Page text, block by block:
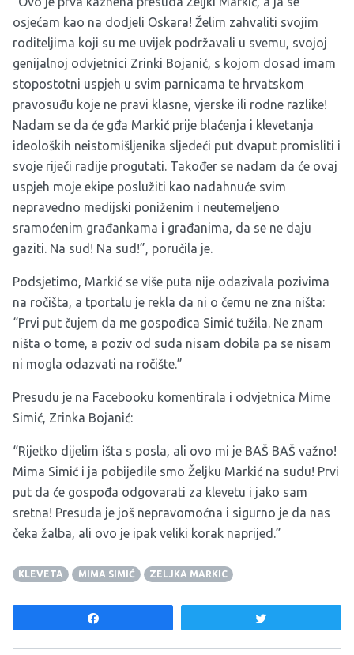
osjećam kao na dodjeli Oskara! Želim zahvaliti svojim
roditeljima koji su me uvijek podržavali u svemu, svojoj
genijalnoj odvjetnici Zrinki Bojanić, s kojom dosad imam
stopostotni uspjeh u svim parnicama te hrvatskom
pravosuđu koje ne pravi klasne, vjerske ili rodne razlike!
Nadam se da će gđa Markić prije blaćenja i klevetanja
ideoloških neistomišljenika sljedeći put dvaput promisliti i
svoje riječi radije progutati. Također se nadam da će ovaj
uspjeh moje ekipe poslužiti kao nadahnuće svim
nepravedno medijski poniženim i neutemeljeno
sramoćenim građankama i građanima, da se ne daju
gaziti. Na sud! Na sud!”, poručila je.
Podsjetimo, Markić se više puta nije odazivala pozivima
na ročišta, a tportalu je rekla da ni o čemu ne zna ništa:
“Prvi put čujem da me gospođica Simić tužila. Ne znam
ništa o tome, a poziv od suda nisam dobila pa se nisam
ni mogla odazvati na ročište.”
Presudu je na Facebooku komentirala i odvjetnica Mime
Simić, Zrinka Bojanić:
“Rijetko dijelim išta s posla, ali ovo mi je BAŠ BAŠ važno!
Mima Simić i ja pobijedile smo Željku Markić na sudu! Prvi
put da će gospođa odgovarati za klevetu i jako sam
sretna! Presuda je još nepravomoćna i sigurno je da nas
čeka žalba, ali ovo je ipak veliki korak naprijed.”
KLEVETA MIMA SIMIĆ ZELJKA MARKIC